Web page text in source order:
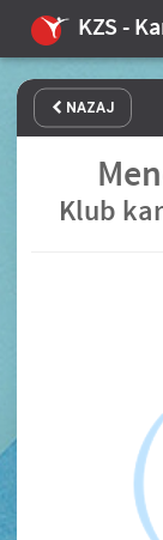
KZS -
NAZAJ
Klub